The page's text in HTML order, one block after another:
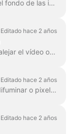
Con Wave.video, puedes eliminar el fondo de las imágenes que subas a la biblioteca multimedia. Esto es muy útil cuando quieres crear un vídeo...
Editado hace 2 años
En Wave.video, puedes acercar y alejar el vídeo o la imagen. Para acercar/alejar, dirígete al paso Editar y cambia a la pestaña "Vídeo/Imagen" (dep...
Editado hace 2 años
Con el editor wave.video puedes difuminar o pixelar fácilmente cualquier objeto o texto del vídeo. Primero, abre el editor y selecciona "Overlays & Stickers", luego ...
Editado hace 2 años